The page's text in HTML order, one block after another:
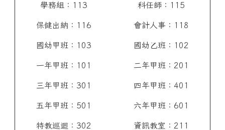
學務組：113
保健出納：116
國幼甲班：103
一年甲班：101
三年甲班：301
五年甲班：501
特教巡迴：302
科任師：115
會計人事：118
國幼乙班：102
二年甲班：201
四年甲班：401
六年甲班：601
資訊教室：211